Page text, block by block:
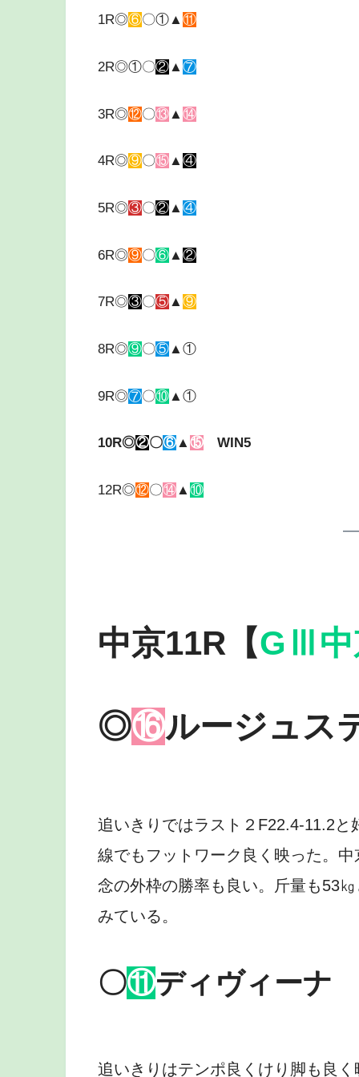
1R◎⑥〇①▲⑪
2R◎①〇②▲⑦
3R◎⑫〇⑬ ▲ ⑭
4R◎⑨〇⑮▲④
5R◎③〇②▲④
6R◎⑨〇⑥ ▲ ②
7R◎③〇⑤▲⑨
8R◎⑨〇⑤▲①
9R◎⑦〇⑩ ▲①
10R◎②〇⑥▲⑮ WIN5
12R◎⑫〇⑭▲⑩
中京11R【GⅢ中
◎⑯ルージュス
追いきりではラスト２F22.4-11.2
線でもフットワーク良く映った。
念の外枠の勝率も良い。斤量も53
みている。
〇⑪ディヴィーナ
追いきりはテンポ良くけり脚も良